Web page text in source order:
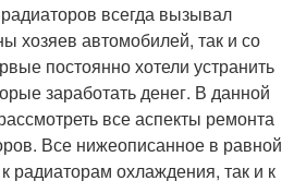
всегда вызывал
хозяев автомобилей, так и со
постоянно хотели устранить
заработать денег. В данной
все аспекты ремонта
Все нижеописанное в равной
радиаторам охлаждения, так и к